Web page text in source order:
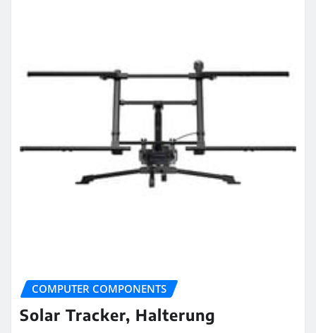
COMPUTER COMPONENTS
Solar Tracker, Halterung